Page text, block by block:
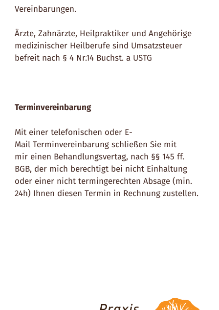
Vereinbarungen.
Ärzte, Zahnärzte, Heilpraktiker und Angehörige
medizinischer Heilberufe sind Umsatzsteuer
befreit nach § 4 Nr.14 Buchst. a USTG
Terminvereinbarung
Mit einer telefonischen oder E-
Mail Terminvereinbarung schließen Sie mit
mir einen Behandlungsvertag, nach §§ 145 ff.
BGB, der mich berechtigt bei nicht Einhaltung
oder einer nicht termingerechten Absage (min.
24h) Ihnen diesen Termin in Rechnung zustellen.